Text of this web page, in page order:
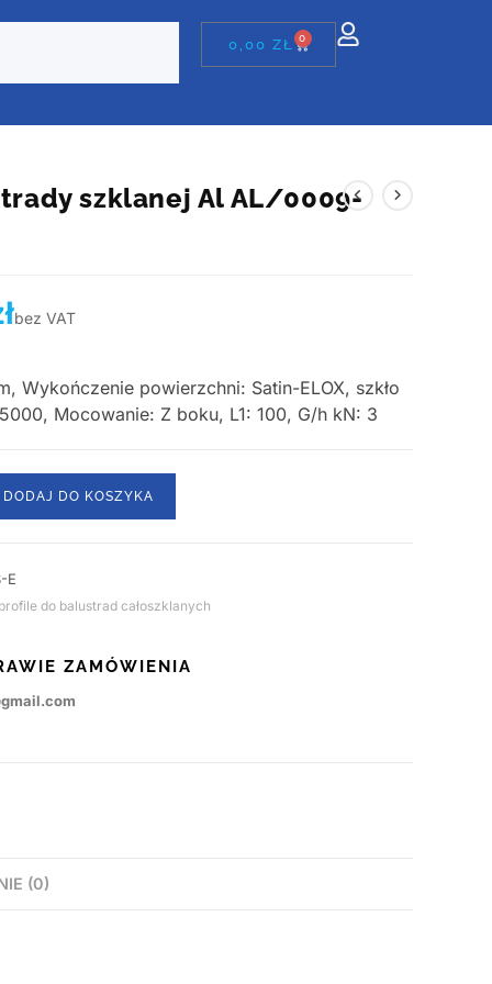
0,00ZŁ 0
szklanej Al AL/0009-
bez VAT
Wykończenie powierzchni: Satin-ELOX, szkło
Mocowanie: Z boku, L1: 100, G/h kN: 3
DODAJ DO KOSZYKA
E
do balustrad całoszklanych
ZAMÓWIENIA
(0)